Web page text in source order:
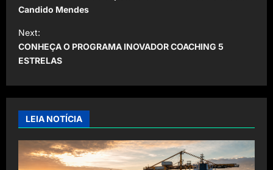
s
t
n
a
v
g
a
t
Candido Mendes
Next:
CONHEÇA O PROGRAMA INOVADOR COACHING 5
ESTRELAS
LEIA NOTÍCIA